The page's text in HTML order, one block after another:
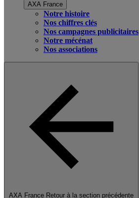
AXA France
Notre histoire
Nos chiffres clés
Nos campagnes publicitaires
Notre mécénat
Nos associations
AXA France Retour à la section précédente